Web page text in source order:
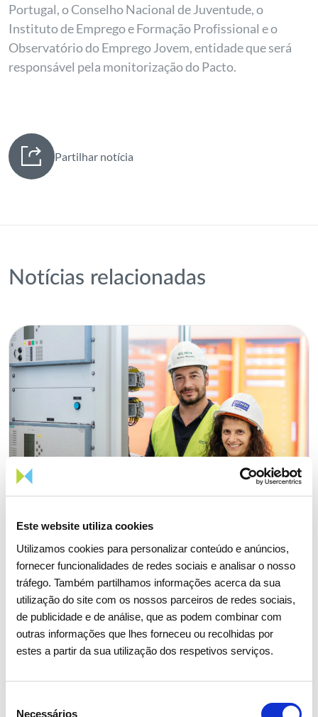
Este website utiliza cookies
Utilizamos cookies para personalizar conteúdo e anúncios,
fornecer funcionalidades de redes sociais e analisar o nosso
tráfego. Também partilhamos informações acerca da sua
utilização do site com os nossos parceiros de redes sociais,
de publicidade e de análise, que as podem combinar com
outras informações que lhes forneceu ou recolhidas por
estes a partir da sua utilização dos respetivos serviços.
Necessários
Portugal, o Conselho Nacional de Juventude, o
Instituto de Emprego e Formação Profissional e o
Observatório do Emprego Jovem, entidade que será
responsável pela monitorização do Pacto.
Partilhar notícia
Notícias relacionadas
31 JANEIRO 2023
REN integra Índice de Igualdade
de Género da Bloomberg em